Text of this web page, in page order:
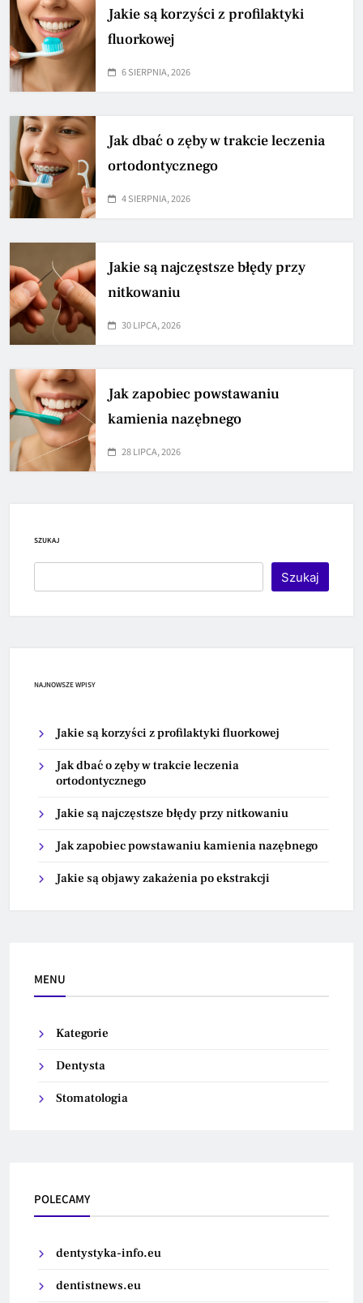
Jakie są korzyści z profilaktyki
fluorkowej
6 SIERPNIA, 2026
Jak dbać o zęby w trakcie leczenia
ortodontycznego
4 SIERPNIA, 2026
Jakie są najczęstsze błędy przy
nitkowaniu
30 LIPCA, 2026
Jak zapobiec powstawaniu
kamienia nazębnego
28 LIPCA, 2026
SZUKAJ
Szukaj
NAJNOWSZE WPISY
Jakie są korzyści z profilaktyki fluorkowej
Jak dbać o zęby w trakcie leczenia
ortodontycznego
Jakie są najczęstsze błędy przy nitkowaniu
Jak zapobiec powstawaniu kamienia nazębnego
Jakie są objawy zakażenia po ekstrakcji
MENU
Kategorie
Dentysta
Stomatologia
POLECAMY
dentystyka-info.eu
dentistnews.eu